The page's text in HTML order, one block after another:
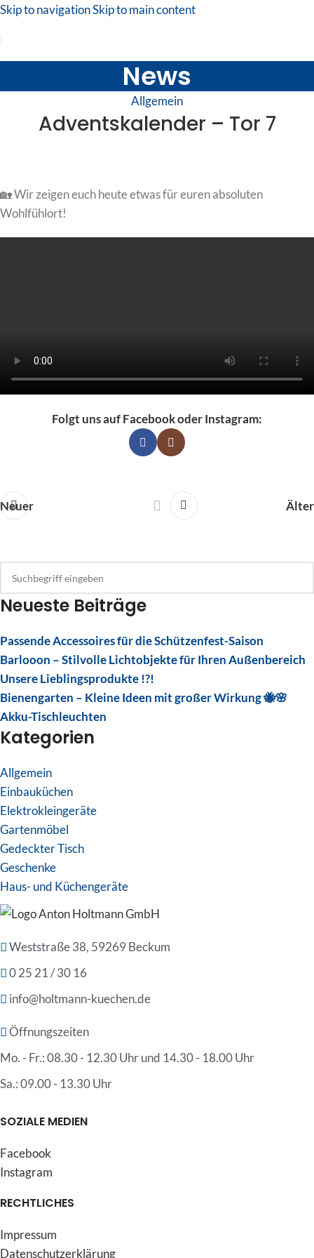
Skip to navigationSkip to main content
News
Allgemein
Adventskalender – Tor 7
🏡 Wir zeigen euch heute etwas für euren absoluten
Wohlfühlort!
Folgt uns auf Facebook oder Instagram:
Neuer Älter
Neueste Beiträge
Passende Accessoires für die Schützenfest-Saison
Barlooon – Stilvolle Lichtobjekte für Ihren Außenbereich
Unsere Lieblingsprodukte !?!
Bienengarten – Kleine Ideen mit großer Wirkung 🐝🌸
Akku-Tischleuchten
Kategorien
Allgemein
Einbauküchen
Elektrokleingeräte
Gartenmöbel
Gedeckter Tisch
Geschenke
Haus- und Küchengeräte
Weststraße 38, 59269 Beckum
0 25 21 / 30 16
info@holtmann-kuechen.de
Öffnungszeiten
Mo. - Fr.: 08.30 - 12.30 Uhr und 14.30 - 18.00 Uhr
Sa.: 09.00 - 13.30 Uhr
SOZIALE MEDIEN
Facebook
Instagram
RECHTLICHES
Impressum
Datenschutzerklärung